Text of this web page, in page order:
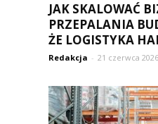
JAK SKALOWAĆ
PRZEPALANIA
ŻE LOGISTYKA
Redakcja - 21 czerwca 2026